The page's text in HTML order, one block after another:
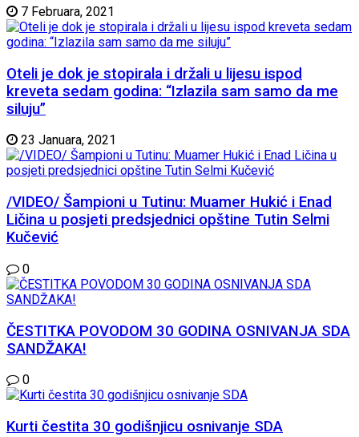
7 Februara, 2021
Oteli je dok je stopirala i držali u lijesu ispod
kreveta sedam godina: “Izlazila sam samo da me
siluju”
23 Januara, 2021
/VIDEO/ Šampioni u Tutinu: Muamer Hukić i Enad
Ličina u posjeti predsjednici opštine Tutin Selmi
Kučević
0
ČESTITKA POVODOM 30 GODINA OSNIVANJA SDA
SANDŽAKA!
0
Kurti čestita 30 godišnjicu osnivanje SDA